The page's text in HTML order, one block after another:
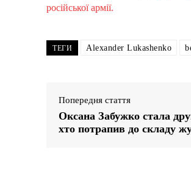
російської армії.
ТЕГИ Alexander Lukashenko
Попередня стаття
Оксана Забужко стала
хто потрапив до складу